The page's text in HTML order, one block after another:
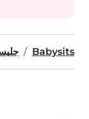
Babysits